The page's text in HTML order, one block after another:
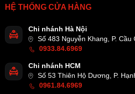
HỆ THỐNG CỬA HÀNG
Chi nhánh Hà Nội
Số 483 Nguyễn Khang, P. Cầu
0933.84.6969
Chi nhánh HCM
Số 53 Thiên Hộ Dương, P.
0961.84.6969